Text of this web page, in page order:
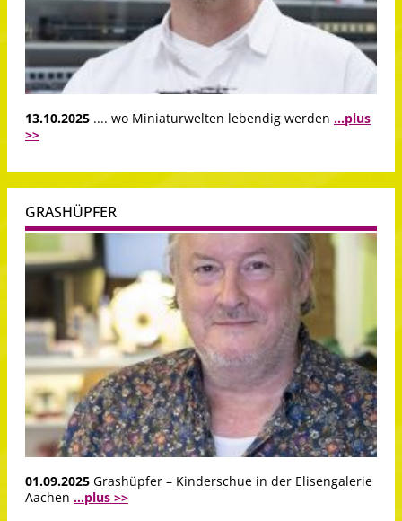
13.10.2025 .... wo Miniaturwelten lebendig werden ...plus
>>
GRASHÜPFER
01.09.2025 Grashüpfer – Kinderschue in der Elisengalerie
Aachen ...plus >>